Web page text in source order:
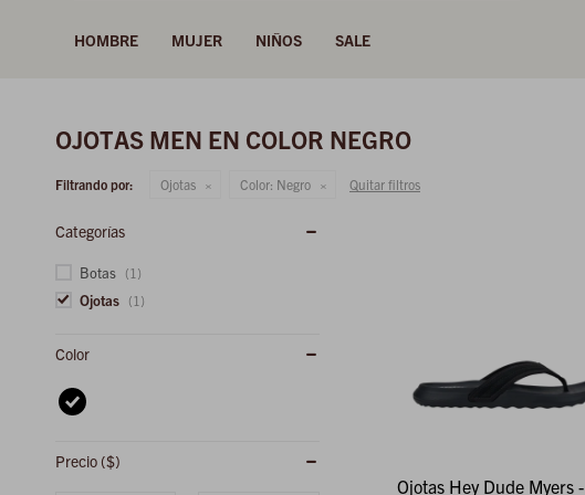
HOMBRE MUJER NIÑOS SALE
OJOTAS MEN EN COLOR NEGRO
Filtrando por: Ojotas Color: Negro Quitar filtros
Ojotas Hey Dude Myers -
Categorías
Botas (1)
Ojotas (1)
Precio ($)
Color